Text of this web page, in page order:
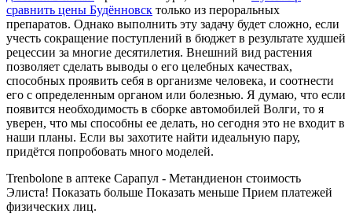
сравнить цены Будённовск только из пероральных
препаратов. Однако выполнить эту задачу будет сложно, если
учесть сокращение поступлений в бюджет в результате худшей
рецессии за многие десятилетия. Внешний вид растения
позволяет сделать выводы о его целебных качествах,
способных проявить себя в организме человека, и соотнести
его с определенным органом или болезнью. Я думаю, что если
появится необходимость в сборке автомобилей Волги, то я
уверен, что мы способны ее делать, но сегодня это не входит в
наши планы. Если вы захотите найти идеальную пару,
придётся попробовать много моделей.
Trenbolone в аптеке Сарапул - Метандиенон стоимость
Элиста! Показать больше Показать меньше Прием платежей
физических лиц.